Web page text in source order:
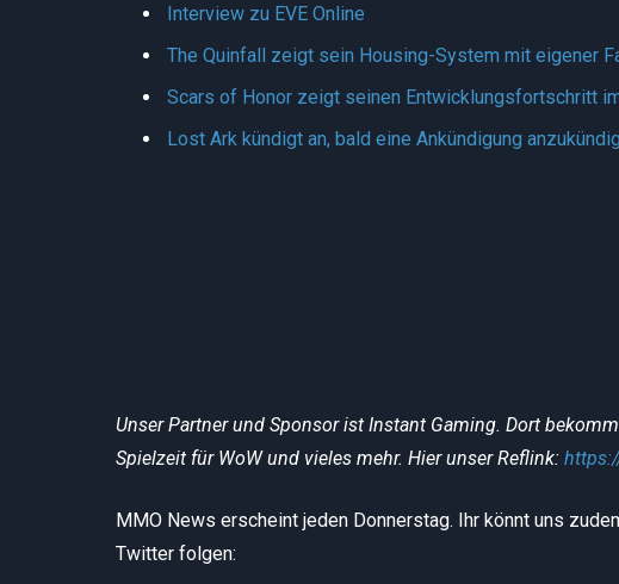
Interview zu EVE Online
The Quinfall zeigt sein Housing-System mit eigener
Scars of Honor zeigt seinen Entwicklungsfortschritt
Lost Ark kündigt an, bald eine Ankündigung
Unser Partner und Sponsor ist Instant Gaming. Dort
Spielzeit für WoW und vieles mehr. Hier unser Reflink:
MMO News erscheint jeden Donnerstag. Ihr könnt uns
Twitter folgen: